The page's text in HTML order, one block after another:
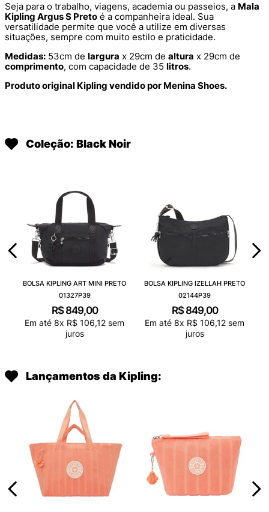
Seja para o trabalho, viagens, academia ou passeios, a Mala
Kipling Argus S Preto é a companheira ideal. Sua
versatilidade permite que você a utilize em diversas
situações, sempre com muito estilo e praticidade.
Medidas: 53cm de largura x 29cm de altura x 29cm de
comprimento, com capacidade de 35 litros.
Produto original Kipling vendido por Menina Shoes.
Coleção: Black Noir
BOLSA KIPLING ART MINI PRETO
01327P39
R$ 849,00
Em até 8x R$ 106,12 sem
juros
BOLSA KIPLING IZELLAH PRETO
02144P39
R$ 849,00
Em até 8x R$ 106,12 sem
juros
Lançamentos da Kipling: